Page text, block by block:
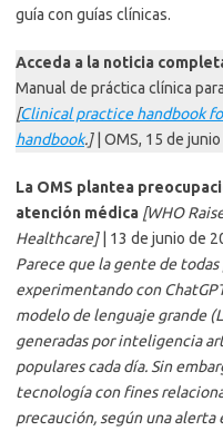
guía con guías clínicas.
Acceda a la noticia
Manual de práctica clínica
[Clinical practice handbook
handbook.]| OMS, 15 de
La OMS plantea
atención médica [WHO
Healthcare]| 13 de junio de
Parece que la gente de
experimentando con
modelo de lenguaje grande
generadas por inteligencia
populares cada día. Sin
tecnología con fines
precaución, según una